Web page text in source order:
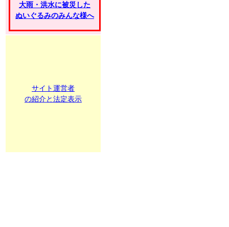
大雨・洪水に被災した
ぬいぐるみのみんな様へ
サイト運営者
の紹介と法定表示